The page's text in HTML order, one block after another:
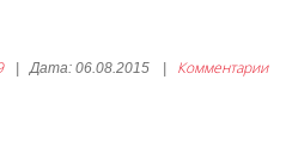
Дата: 06.08.2015
Комментарии